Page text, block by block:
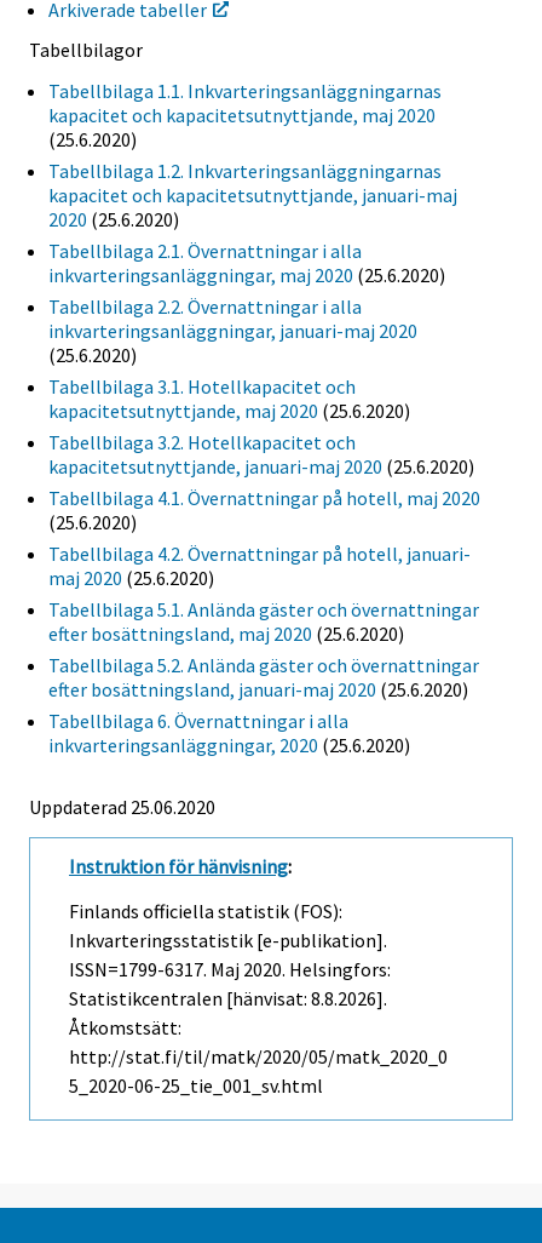
Arkiverade tabeller
Tabellbilagor
Tabellbilaga 1.1. Inkvarteringsanläggningarnas
kapacitet och kapacitetsutnyttjande, maj 2020
(25.6.2020)
Tabellbilaga 1.2. Inkvarteringsanläggningarnas
kapacitet och kapacitetsutnyttjande, januari-maj
2020 (25.6.2020)
Tabellbilaga 2.1. Övernattningar i alla
inkvarteringsanläggningar, maj 2020 (25.6.2020)
Tabellbilaga 2.2. Övernattningar i alla
inkvarteringsanläggningar, januari-maj 2020
(25.6.2020)
Tabellbilaga 3.1. Hotellkapacitet och
kapacitetsutnyttjande, maj 2020 (25.6.2020)
Tabellbilaga 3.2. Hotellkapacitet och
kapacitetsutnyttjande, januari-maj 2020 (25.6.2020)
Tabellbilaga 4.1. Övernattningar på hotell, maj 2020
(25.6.2020)
Tabellbilaga 4.2. Övernattningar på hotell, januari-
maj 2020 (25.6.2020)
Tabellbilaga 5.1. Anlända gäster och övernattningar
efter bosättningsland, maj 2020 (25.6.2020)
Tabellbilaga 5.2. Anlända gäster och övernattningar
efter bosättningsland, januari-maj 2020 (25.6.2020)
Tabellbilaga 6. Övernattningar i alla
inkvarteringsanläggningar, 2020 (25.6.2020)
Uppdaterad 25.06.2020
Instruktion för hänvisning:
Finlands officiella statistik (FOS):
Inkvarteringsstatistik [e-publikation].
ISSN=1799-6317. Maj 2020. Helsingfors:
Statistikcentralen [hänvisat: 8.8.2026].
Åtkomstsätt:
http://stat.fi/til/matk/2020/05/matk_2020_0
5_2020-06-25_tie_001_sv.html